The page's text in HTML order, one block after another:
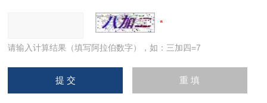
请输入计算结果（填写阿拉伯数字），如：三加四=7